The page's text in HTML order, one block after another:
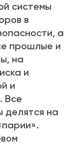
системы
в
а
прошлые и
на
и
и
Все
делятся на